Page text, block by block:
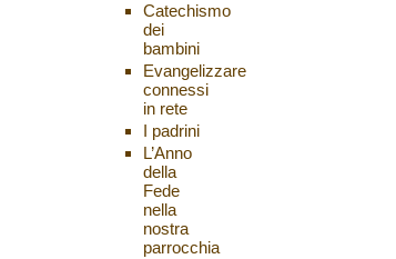
Catechismo
dei
bambini
Evangelizzare
connessi
in rete
I padrini
L’Anno
della
Fede
nella
nostra
parrocchia